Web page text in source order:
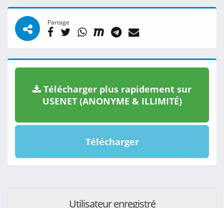
Partage
Télécharger plus rapidement sur
USENET (ANONYME & ILLIMITÉ)
Télécharger
Utilisateur enregistré